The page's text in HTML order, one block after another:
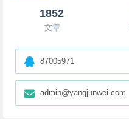
1852
文章
87005971
admin@yangjunwei.com